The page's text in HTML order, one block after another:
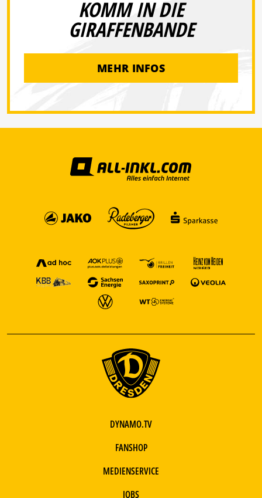
KOMM IN DIE
GIRAFFENBANDE
MEHR INFOS
DYNAMO.TV
FANSHOP
MEDIENSERVICE
JOBS